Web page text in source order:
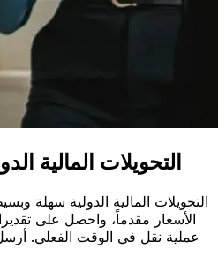
التحويلات المالية
الأسعار مقدماً، واحصل على